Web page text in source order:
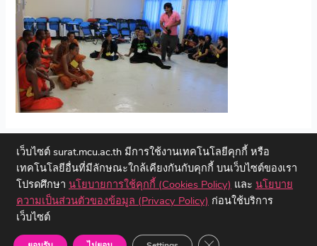
←Previous ไฟล์สื่อ
Copyright © 2023 วิทยาลัยสงฆ์สุราษฎร์ธานี | มหาวิทยาลัยมหาจุฬา
ลงกรณราชวิทยาลัย
เว็บไซต์ surat.mcu.ac.th มีการใช้งานเทคโนโลยีคุกกี้ หรือ
เทคโนโลยีอื่นที่มีลักษณะใกล้เคียงกันกับคุกกี้ บนเว็บไซต์ของเรา
โปรดศึกษา นโยบายการใช้คุกกี้ (Cookies Policy) และ นโยบาย
ความเป็นส่วนตัวของข้อมูล (Privacy Policy) ก่อนใช้บริการ
เว็บไซต์
Close GDPR Cookie